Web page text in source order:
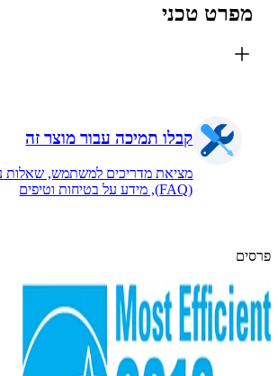
טכני
קבלו תמיכה עבור מוצר זה
מציאת מדריכים למשתמש, שאלות